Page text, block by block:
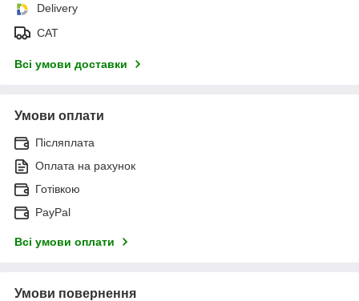
Delivery
САТ
Всі умови доставки
Умови оплати
Післяплата
Оплата на рахунок
Готівкою
PayPal
Всі умови оплати
Умови повернення